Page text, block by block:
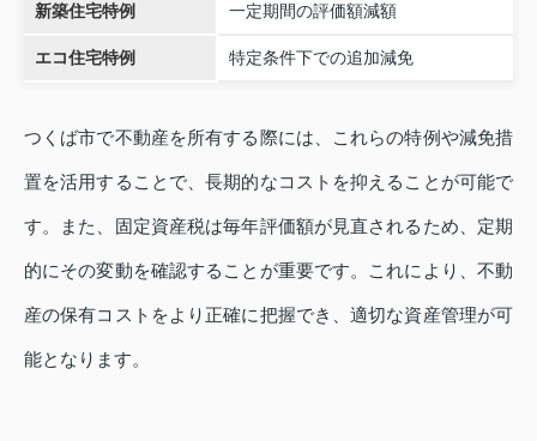
新築住宅特例 一定期間の評価額減額
エコ住宅特例 特定条件下での追加減免
つくば市で不動産を所有する際には、これらの特例や減免措
置を活用することで、長期的なコストを抑えることが可能で
す。また、固定資産税は毎年評価額が見直されるため、定期
的にその変動を確認することが重要です。これにより、不動
産の保有コストをより正確に把握でき、適切な資産管理が可
能となります。